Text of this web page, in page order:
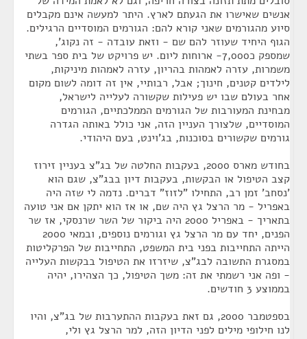
אנשים שאישרו את הגעתם לארץ. היתר למעשה אינם מקבלים
סיוע מהגורמים שאני קורא להם: הגורמים המוסדיים הרגילים.
הגוף היחיד שעוזר להם שם - וזאת עובדה - זה נקוג',
שמספק כ7,000- ארוחות ליום. יש פרויקט של בית ספר בשתי
משמרות, עזרה לאמהות בהריון, עזרה לאמהות מיניקות,
לילדים קטנים, חינוך; אבל, רבותיי, אין זה דומה לשום מקום
אחר בעולם שבו יש פעילות שקשורה לעלייה לישראל,
מבחינת המעורבות של הגורמים הממלכתיים, הגורמים
המוסדיים, שלצורך העניין הזה, אני כולל באותה הגדרה
גורמים שקשורים בסוכנות, בג'וינט, בעם היהודי.
בחודש מארס 2000, בעקבות החלטה של בג"צ בעניין זירוז
קצב הטיפול או הבקשות, בעקבות דיון בבג"צ, שגם הוא
'נסחב' זמן רב, התחילו "לזוז" דברים. נדמה לי שזה היה
באפריל - מר הרצל גץ היה שם, או אז הוא יתקן אם אני טועה
בתאריך - באפריל 2000 היה ביקור של השר שרנסקי, אז שר
הפנים, יחד עם מר הרצל גץ וגורמים נוספים, ובמאי 2000
הייתה התחייבות בפני בית המשפט, התחייבות של הפרקליטות
במסגרת התשובה לבג"צ, שיזרזו את הטיפול בבקשות העלייה
- ופה אני רשמתי את זה: משך הטיפול, כך הצהירו, יהיה
בממוצע 3 חודשים.
בספטמבר 2000, גם זאת בעקבות ההתערבות של בג"צ, והיו
לנו חילופי מילים לפני הדיון הזה, למר הרצל גץ ולי,